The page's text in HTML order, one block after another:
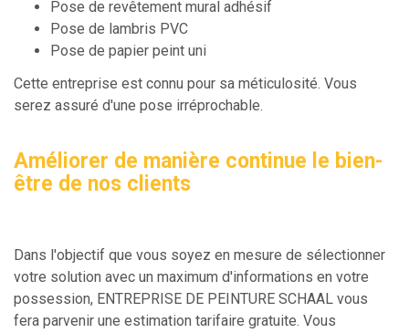
Pose de revêtement mural adhésif
Pose de lambris PVC
Pose de papier peint uni
Cette entreprise est connu pour sa méticulosité. Vous
serez assuré d'une pose irréprochable.
Améliorer de manière continue le bien-
être de nos clients
Dans l'objectif que vous soyez en mesure de sélectionner
votre solution avec un maximum d'informations en votre
possession, ENTREPRISE DE PEINTURE SCHAAL vous
fera parvenir une estimation tarifaire gratuite. Vous